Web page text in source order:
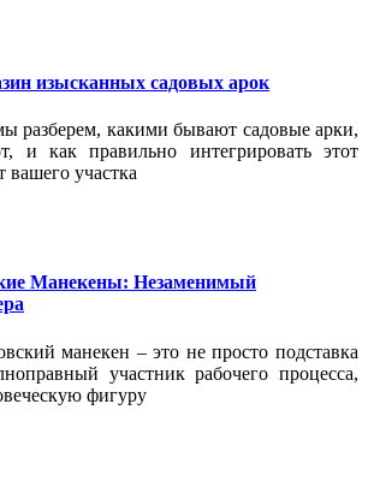
изысканных садовых арок
разберем, какими бывают садовые арки,
и как правильно интегрировать этот
вашего участка
Манекены: Незаменимый
манекен – это не просто подставка
участник рабочего процесса,
фигуру